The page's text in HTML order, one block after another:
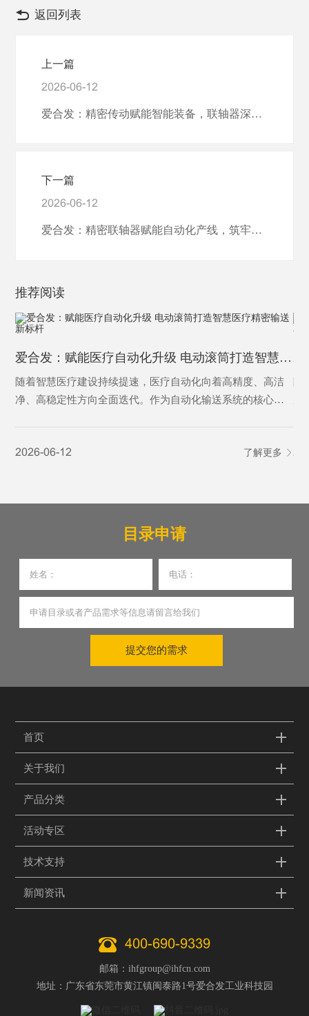
返回列表
上一篇
2026-06-12
爱合发：精密传动赋能智能装备，联轴器深耕机器人设备全域应用
下一篇
2026-06-12
爱合发：精密联轴器赋能自动化产线，筑牢全域高效稳定传动防线
推荐阅读
爱合发：赋能医疗自动化升级 电动滚筒打造智慧医疗精密输送新标杆
随着智慧医疗建设持续提速，医疗自动化向着高精度、高洁
净、高稳定性方向全面迭代。作为自动化输送系统的核心动
流、医疗特种转运等多个医疗细分场景，成为助力医疗行业
2026-06-12 了解更多
产
目录申请
提交您的需求
首页
关于我们
产品分类
活动专区
技术支持
新闻资讯
400-690-9339
邮箱：ihfgroup@ihfcn.com
地址：广东省东莞市黄江镇闽泰路1号爱合发工业科技园